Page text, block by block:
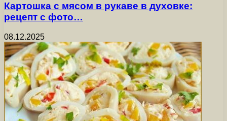
Картошка с мясом в рукаве в духовке:
рецепт с фото…
08.12.2025